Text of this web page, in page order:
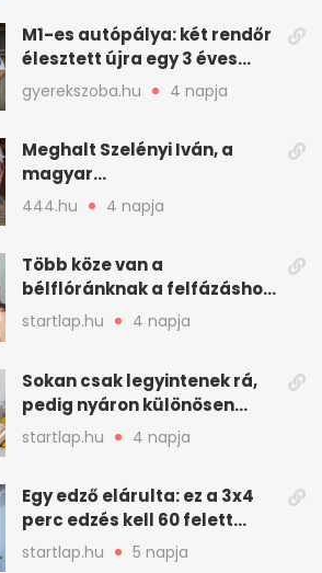
M1-es autópálya: két rendőr
élesztett újra egy 3 éves
kisfiút
gyerekszoba.hu 4 napja
Meghalt Szelényi Iván, a
magyar
társadalomtudomány
meghatározó alakja
444.hu 4 napja
Több köze van a
bélflóránknak a felfázáshoz,
mint hinnénk – Így védhetjük
nyáron a húgyutakat (x)
startlap.hu 4 napja
Sokan csak legyintenek rá,
pedig nyáron különösen
gyakran jelentkezik ez a
kellemetlen betegség
startlap.hu 4 napja
Egy edző elárulta: ez a 3x4
perc edzés kell 60 felett
mindenkinek
startlap.hu 5 napja